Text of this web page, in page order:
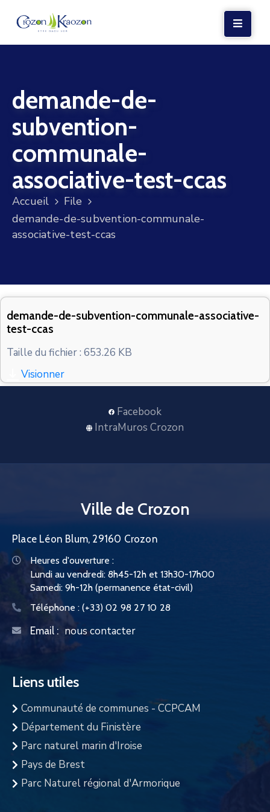
VIE
LOCALE
VIE
SOCIALE
TERRE
ET
MER
VOS
demande-de-
subvention-
communale-
associative-test-ccas
Accueil
File
demande-de-subvention-communale-
associative-test-ccas
demande-de-subvention-communale-associative-
test-ccas
Taille du fichier : 653.26 KB
Visionner
Facebook
IntraMuros Crozon
Ville de Crozon
Place Léon Blum, 29160 Crozon
Heures d'ouverture :
Lundi au vendredi: 8h45-12h et 13h30-17h00
Samedi: 9h-12h (permanence état-civil)
Téléphone : (+33) 02 98 27 10 28
Email : nous contacter
Liens utiles
Communauté de communes - CCPCAM
Département du Finistère
Parc naturel marin d'Iroise
Pays de Brest
Parc Naturel régional d'Armorique